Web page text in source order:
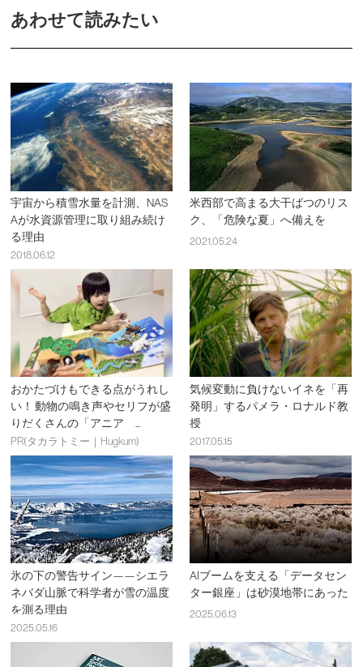
あわせて読みたい
宇宙から積雪水量を計測、NAS
Aが水資源管理に取り組み続け
る理由
2018.06.12
米西部で高まる大干ばつのリス
ク、「危険な夏」へ備えを
2021.05.24
おかたづけもできる点がうれし
い！ 動物の鳴き声やセリフが盛
りだくさんの「アニア ...
PR(タカラトミー｜Hugkum)
気候変動に負けないイネを「再
発明」するパメラ・ロナルド教
授
2017.05.15
氷の下の警告サイン——シエラ
ネバダ山脈で科学者が雪の温度
を測る理由
2025.05.16
AIブームを支える「データセン
ター銀座」は砂漠地帯にあった
2025.06.13